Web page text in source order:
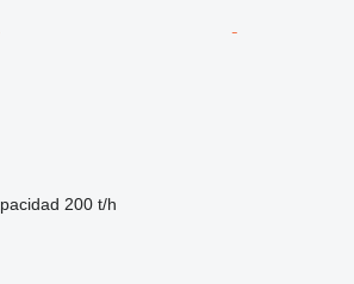
200 t/h